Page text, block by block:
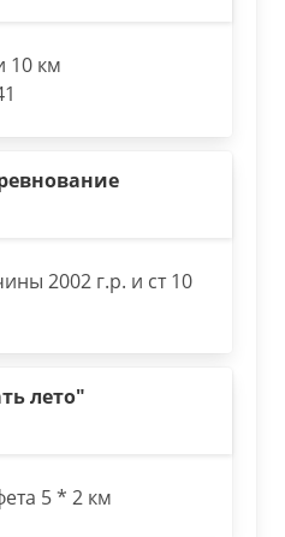
10 км
2002 г.р. и ст 10
лето"
5 * 2 км